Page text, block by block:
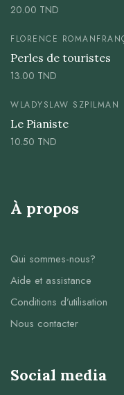
20.00 TND
FLORENCE ROMAN
Perles de touristes
13.00 TND
WLADYSLAW SZPILMAN
Le Pianiste
10.50 TND
À propos
Qui sommes-nous?
Aide et assistance
Conditions d’utilisation
Nous contacter
Social media